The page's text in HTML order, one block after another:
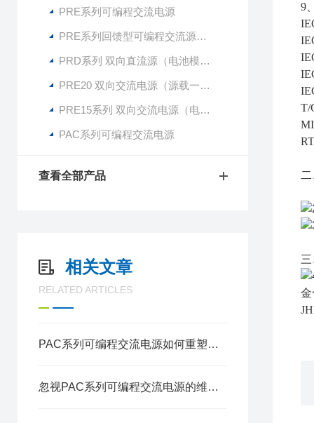
PRE系列可编程交流电源
PRE系列回馈型可编程交流源载一体机
PRD系列 双向直流源（电池模拟器）
PRE20 双向交流电源（源载一体机）
PRE15系列 双向交流电源（电网模拟器）
PAC系列可编程交流电源
查看全部产品
相关文章
RELATED ARTICLES
PAC系列可编程交流电源如何重塑交流电源应用格局
忽视PAC系列可编程交流电源的维护和保养后果很严重
9
T/
金